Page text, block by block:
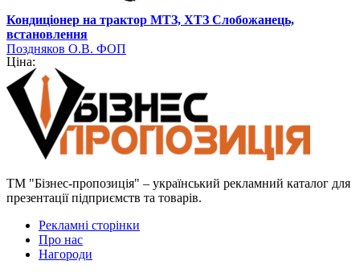
Кондиціонер на трактор МТЗ, ХТЗ Слобожанець,
встановлення
Поздняков О.В. ФОП
Ціна:
ТМ "Бізнес-пропозиція" – український рекламний каталог для
презентації підприємств та товарів.
Рекламні сторінки
Про нас
Нагороди